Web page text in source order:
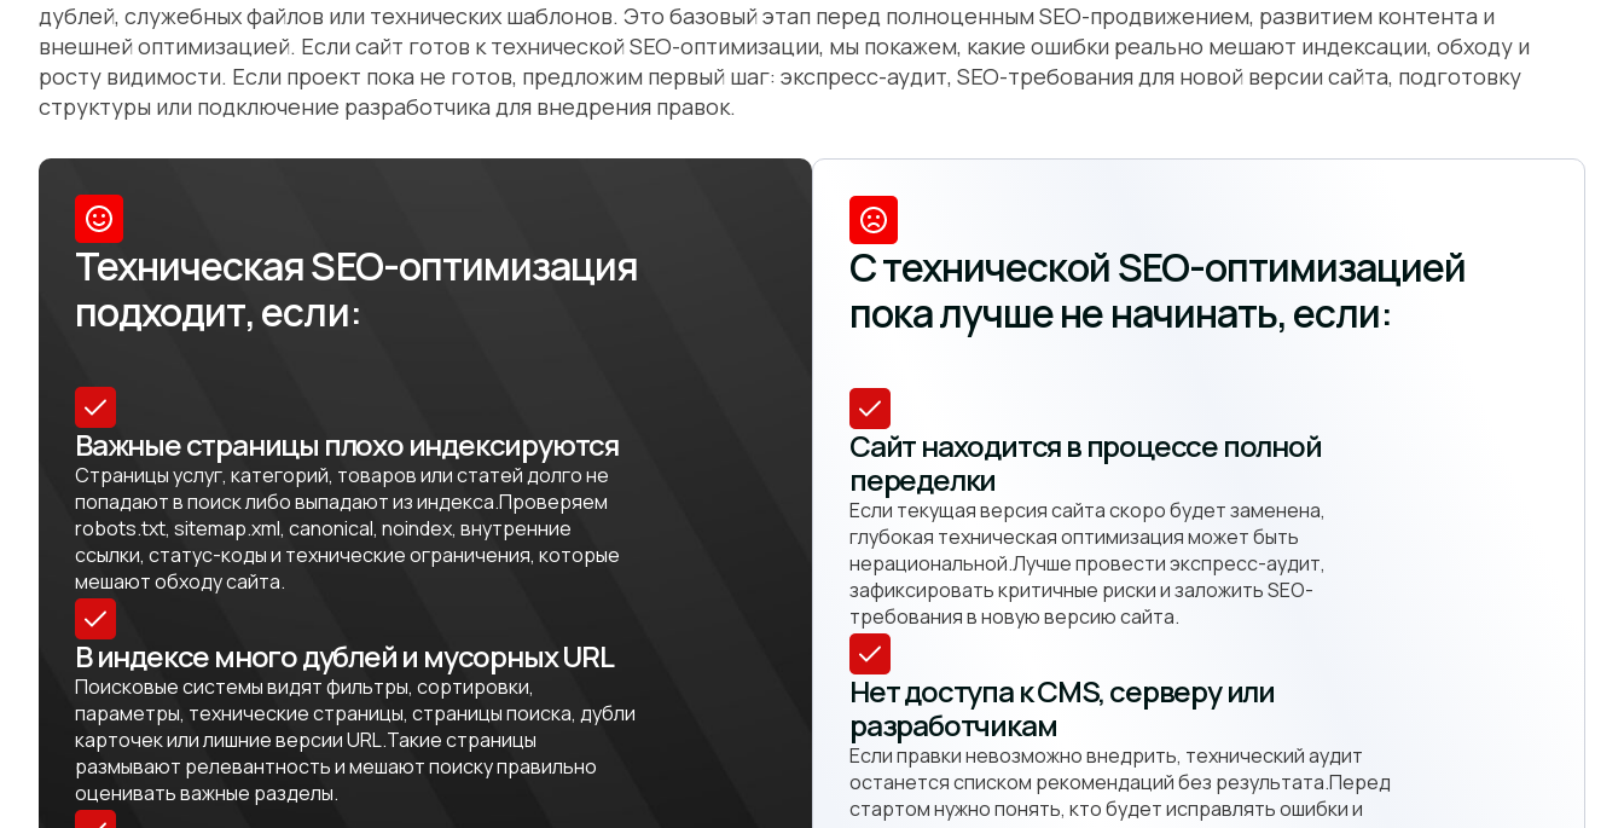
дублей, служебных файлов или технических шаблонов. Это базовый этап перед полноценным SEO-продвижением, развитием контента и
внешней оптимизацией. Если сайт готов к технической SEO-оптимизации, мы покажем, какие ошибки реально мешают индексации, обходу и
росту видимости. Если проект пока не готов, предложим первый шаг: экспресс-аудит, SEO-требования для новой версии сайта, подготовку
структуры или подключение разработчика для внедрения правок.
Техническая SEO-оптимизация
подходит, если:
Важные страницы плохо индексируются
Страницы услуг, категорий, товаров или статей долго не
попадают в поиск либо выпадают из индекса.Проверяем
robots.txt, sitemap.xml, canonical, noindex, внутренние
ссылки, статус-коды и технические ограничения, которые
мешают обходу сайта.
В индексе много дублей и мусорных URL
Поисковые системы видят фильтры, сортировки,
параметры, технические страницы, страницы поиска, дубли
карточек или лишние версии URL.Такие страницы
размывают релевантность и мешают поиску правильно
оценивать важные разделы.
С технической SEO-оптимизацией
пока лучше не начинать, если:
Сайт находится в процессе полной
переделки
Если текущая версия сайта скоро будет заменена,
глубокая техническая оптимизация может быть
нерациональной.Лучше провести экспресс-аудит,
зафиксировать критичные риски и заложить SEO-
требования в новую версию сайта.
Нет доступа к CMS, серверу или
разработчикам
Если правки невозможно внедрить, технический аудит
останется списком рекомендаций без результата.Перед
стартом нужно понять, кто будет исправлять ошибки и